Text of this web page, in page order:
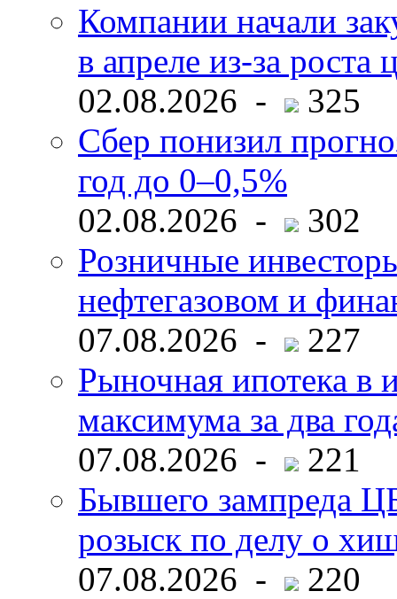
Компании начали
в апреле из-за роста
02.08.2026 -
325
Сбер понизил
год до 0–0,5%
02.08.2026 -
302
Розничные
нефтегазовом и
07.08.2026 -
227
Рыночная ипотека в
максимума за два
07.08.2026 -
221
Бывшего зампреда
розыск по делу о
07.08.2026 -
220